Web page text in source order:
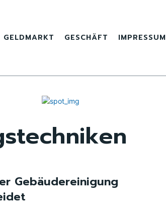
GELDMARKT GESCHÄFT IMPRESSUM
Gebäudereinigung